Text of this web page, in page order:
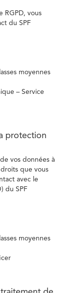
RGPD, vous
du SPF
moyennes
– Service
protection
vos données à
que vous
avec le
du SPF
moyennes